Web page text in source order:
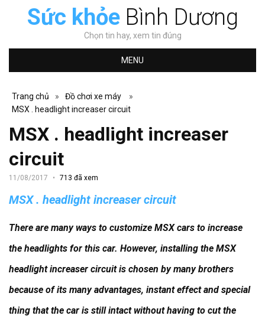
Sức khỏeBình Dương
Chọn tin hay, xem tin đúng
MENU
Trang chủ » Đồ chơi xe máy
»
MSX . headlight increaser circuit
MSX . headlight increaser
circuit
11/08/2017 713 đã xem
MSX . headlight increaser circuit
There are many ways to customize MSX cars to increase
the headlights for this car. However, installing the MSX
headlight increaser circuit is chosen by many brothers
because of its many advantages, instant effect and special
thing that the car is still intact without having to cut the